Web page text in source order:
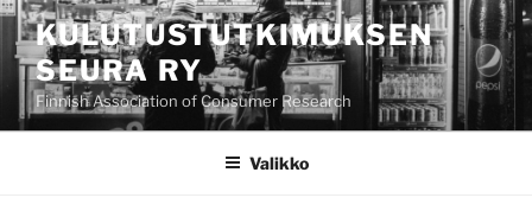
Siirry
sisältöönKULUTUSTUTKIMUKSEN
SEURA RY
Finnish Association of Consumer Research
Valikko